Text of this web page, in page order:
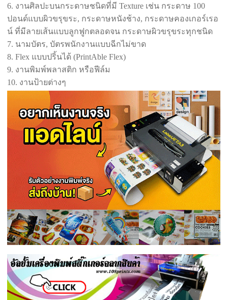
6. งานศิลปะบนกระดาษชนิดที่มี Texture เช่น กระดาษ 100
ปอนด์แบบผิวขรุขระ, กระดาษหนังช้าง, กระดาษคองเกอร์เรอ
น์ ที่มีลายเส้นแบบลูกฟูกตลอดจน กระดาษผิวขรุขระทุกชนิด
7. นามบัตร, บัตรพนักงานแบบฉีกไม่ขาด
8. Flex แบบปริ้นได้ (PrintAble Flex)
9. งานพิมพ์พลาสติก หรือฟีล์ม
10. งานป้ายต่างๆ